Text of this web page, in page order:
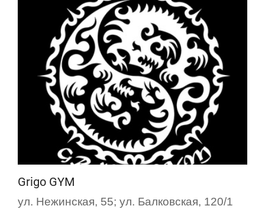
Grigo GYM
ул. Нежинская, 55; ул. Балковская, 120/1